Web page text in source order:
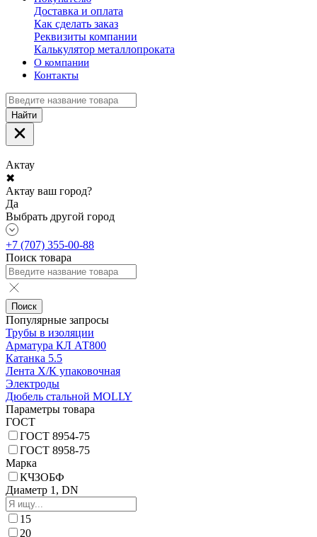
Доставка и оплата
Как сделать заказ
Реквизиты компании
Калькулятор металлопроката
О компании
Контакты
Найти
Актау
✖
Актау ваш город?
Да
Выбрать другой город
+7 (707) 355-00-88
Поиск товара
Поиск
Популярные запросы
Трубы в изоляции
Арматура КЛ АТ800
Катанка 5.5
Лента Х/К упаковочная
Электроды
Дюбель стальной MOLLY
Параметры товара
ГОСТ
ГОСТ 8954-75
ГОСТ 8958-75
Марка
КЧЗOБФ
Диаметр 1, DN
15
20